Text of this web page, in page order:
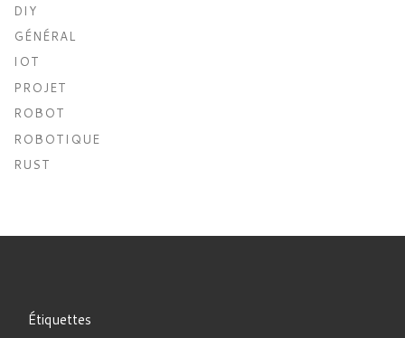
DIY
GÉNÉRAL
IOT
PROJET
ROBOT
ROBOTIQUE
RUST
Étiquettes